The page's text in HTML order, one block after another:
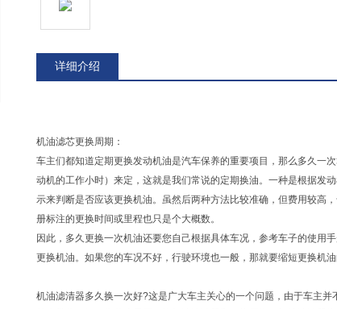
详细介绍
机油滤芯更换周期：
车主们都知道定期更换发动机油是汽车保养的重要项目，那么多久一
动机的工作小时）来定，这就是我们常说的定期换油。一种是根据发
示来判断是否应该更换机油。虽然后两种方法比较准确，但费用较高
册标注的更换时间或里程也只是个大概数。
因此，多久更换一次机油还要您自己根据具体车况，参考车子的使用
更换机油。如果您的车况不好，行驶环境也一般，那就要缩短更换机
机油滤清器多久换一次好?这是广大车主关心的一个问题，由于车主